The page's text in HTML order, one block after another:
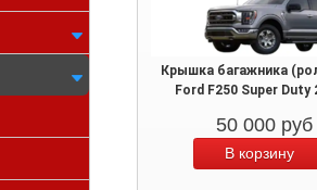
Крышка багажника
Ford F250 Super Duty
50 000 руб